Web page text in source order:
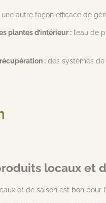
une autre façon efficace de
plantes d’intérieur : l’eau de
: des systèmes
locaux et
et de saison est bon pour